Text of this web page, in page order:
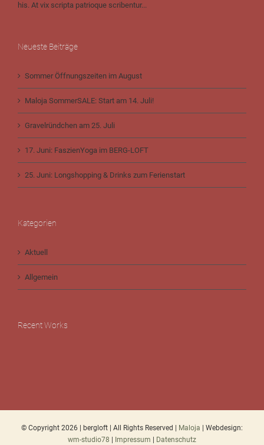
his. At vix scripta patrioque scribentur...
Neueste Beiträge
Sommer Öffnungszeiten im August
Maloja SommerSALE: Start am 14. Juli!
Gravelründchen am 25. Juli
17. Juni: FaszienYoga im BERG-LOFT
25. Juni: Longshopping & Drinks zum Ferienstart
Kategorien
Aktuell
Allgemein
Recent Works
© Copyright 2026 | bergloft | All Rights Reserved | Maloja | Webdesign:
wm-studio78
Impressum Datenschutz